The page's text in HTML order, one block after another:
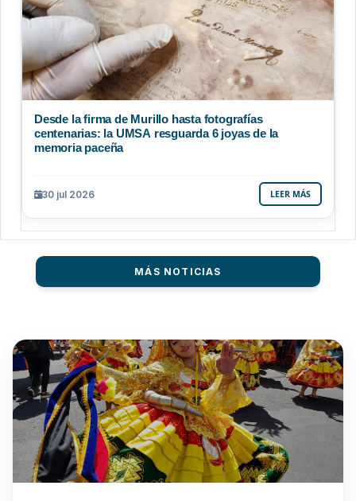
Desde la firma de Murillo hasta fotografías
centenarias: la UMSA resguarda 6 joyas de la
memoria paceña
30 jul 2026 LEER MÁS
MÁS NOTICIAS